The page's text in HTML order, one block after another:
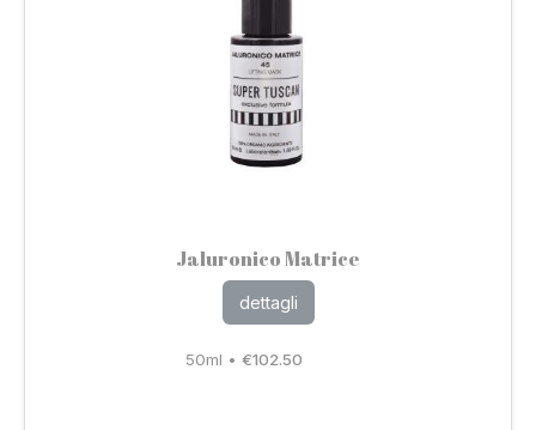
Jaluronico Matrice
dettagli
50ml • €102.50